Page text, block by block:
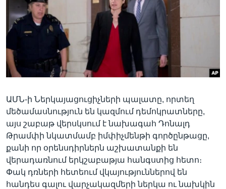
Լեզուներ
ԱՄՆ-ի Ներկայացուցիչների պալատը, որտեղ
մեծամասնություն են կազմում դեմոկրատները,
այս շաբաթ վերսկսում է նախագահ Դոնալդ
Թրամփի նկատմամբ իմփիչմենթի գործընթացը,
քանի որ օրենսդիրներն աշխատանքի են
վերադառնում երկշաբաթյա հանգստից հետո։
Փակ դռների հետեում վկայություններով են
հանդես գալու վարչակազմերի ներկա ու նախկին